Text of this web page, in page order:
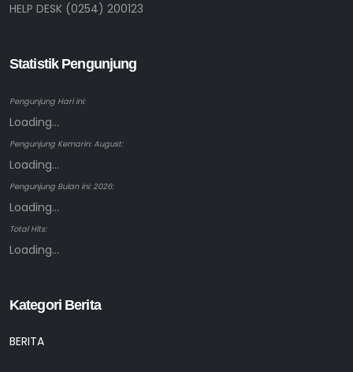
HELP DESK (0254) 200123
Statistik Pengunjung
Pengunjung Hari ini:
Loading...
Pengunjung Kemarin: August:
Loading...
Pengunjung Bulan ini: 2026:
Loading...
Total Hits:
Loading...
Kategori Berita
BERITA